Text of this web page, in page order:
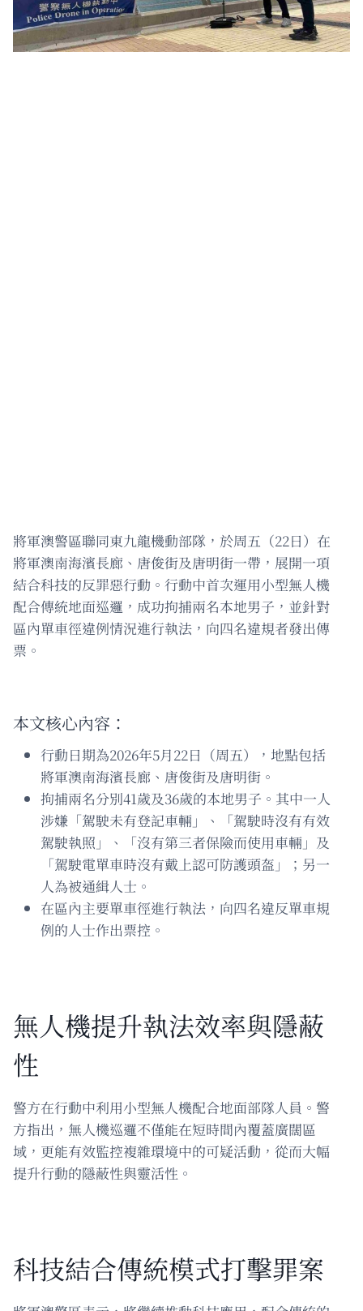
將軍澳警區聯同東九龍機動部隊，於周五（22日）在
將軍澳南海濱長廊、唐俊街及唐明街一帶，展開一項
結合科技的反罪惡行動。行動中首次運用小型無人機
配合傳統地面巡邏，成功拘捕兩名本地男子，並針對
區內單車徑違例情況進行執法，向四名違規者發出傳
票。
本文核心內容：
行動日期為2026年5月22日（周五），地點包括
將軍澳南海濱長廊、唐俊街及唐明街。
拘捕兩名分別41歲及36歲的本地男子。其中一人
涉嫌「駕駛未有登記車輛」、「駕駛時沒有有效
駕駛執照」、「沒有第三者保險而使用車輛」及
「駕駛電單車時沒有戴上認可防護頭盔」；另一
人為被通緝人士。
在區內主要單車徑進行執法，向四名違反單車規
例的人士作出票控。
無人機提升執法效率與隱蔽
性
警方在行動中利用小型無人機配合地面部隊人員。警
方指出，無人機巡邏不僅能在短時間內覆蓋廣闊區
域，更能有效監控複雜環境中的可疑活動，從而大幅
提升行動的隱蔽性與靈活性。
科技結合傳統模式打擊罪案